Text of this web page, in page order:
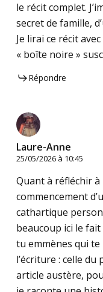
le récit complet.
secret de famille,
Je lirai ce récit
« boîte noire »
Répondre
Laure-Anne
25/05/2026 à 10:45
Quant à réfléchir à
commencement
cathartique
beaucoup ici le
tu emmènes qui
l’écriture : celle
article austère,